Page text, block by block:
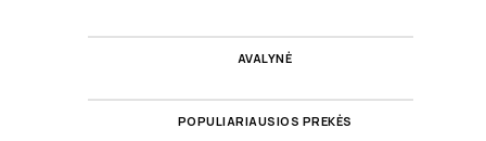
AVALYNĖ
POPULIARIAUSIOS PREKĖS